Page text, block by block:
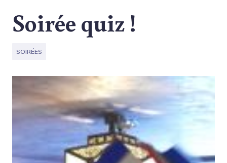
Soirée quiz !
SOIRÉES